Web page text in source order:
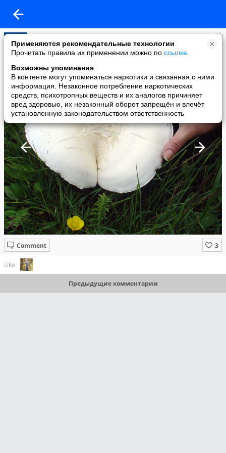
Применяются рекомендательные технологии
Прочитать правила их применении можно по ссылке
Возможны упоминания
В контенте могут упоминаться наркотики и связанная с ними
информация. Незаконное потребление наркотических
средств, психотропных веществ и их аналогов причиняет
вред здоровью, их незаконный оборот запрещён и влечёт
установленную законодательством ответственность
С Уважением Бестаев С.В.
added a photo
17 Jan в 18:39
Comment
Like:
Предыдущие комментарии